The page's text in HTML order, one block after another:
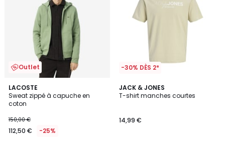
Outlet
LACOSTE
Sweat zippé à capuche en
coton
150,00 €
112,50 € -25%
3,6
/ 5
2
Couleurs
-30% DÈS 2*
JACK & JONES
T-shirt manches courtes
14,99 €
5
/
2
Couleurs